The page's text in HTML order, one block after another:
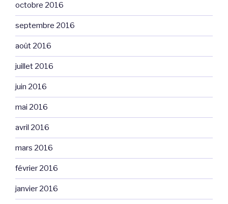
octobre 2016
septembre 2016
août 2016
juillet 2016
juin 2016
mai 2016
avril 2016
mars 2016
février 2016
janvier 2016